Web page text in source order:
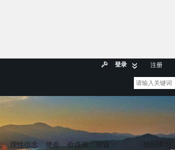
登录 注册
理性信念 使命 价值观
假设
组织学习